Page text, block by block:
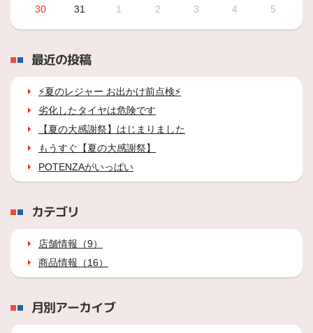
30
31 1 2 3 4 5
最近の投稿
⚡夏のレジャー お出かけ前点検⚡
劣化したタイヤは危険です
【夏の大感謝祭】はじまりました
もうすぐ【夏の大感謝祭】
POTENZAがいっぱい
カテゴリ
店舗情報（9）
商品情報（16）
月別アーカイブ